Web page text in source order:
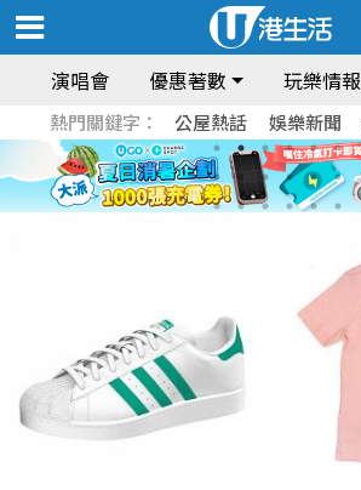
演唱會 優惠著數 玩樂情報
熱門關鍵字： 公屋熱話 娛樂新聞